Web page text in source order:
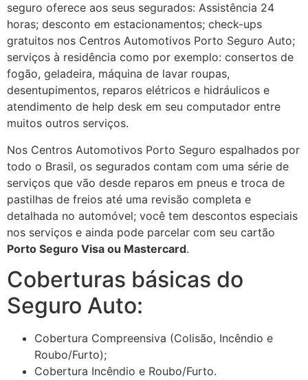
seguro oferece aos seus segurados: Assistência 24
horas; desconto em estacionamentos; check-ups
gratuitos nos Centros Automotivos Porto Seguro Auto;
serviços à residência como por exemplo: consertos de
fogão, geladeira, máquina de lavar roupas,
desentupimentos, reparos elétricos e hidráulicos e
atendimento de help desk em seu computador entre
muitos outros serviços.
Nos Centros Automotivos Porto Seguro espalhados por
todo o Brasil, os segurados contam com uma série de
serviços que vão desde reparos em pneus e troca de
pastilhas de freios até uma revisão completa e
detalhada no automóvel; você tem descontos especiais
nos serviços e ainda pode parcelar com seu cartão
Porto Seguro Visa ou Mastercard.
Coberturas básicas do
Seguro Auto:
Cobertura Compreensiva (Colisão, Incêndio e
Roubo/Furto);
Cobertura Incêndio e Roubo/Furto.